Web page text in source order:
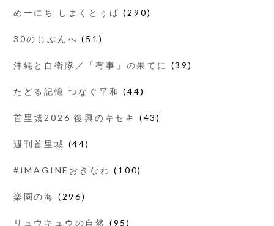
めーにち しまくとぅば (290)
30のじぶんへ (51)
沖縄と自衛隊／「有事」の果てに (39)
たどる記憶 つなぐ平和 (44)
首里城2026 復興のキセキ (43)
週刊首里城 (44)
#IMAGINEおきなわ (100)
楽園の海 (296)
リュウキュウの自然 (95)